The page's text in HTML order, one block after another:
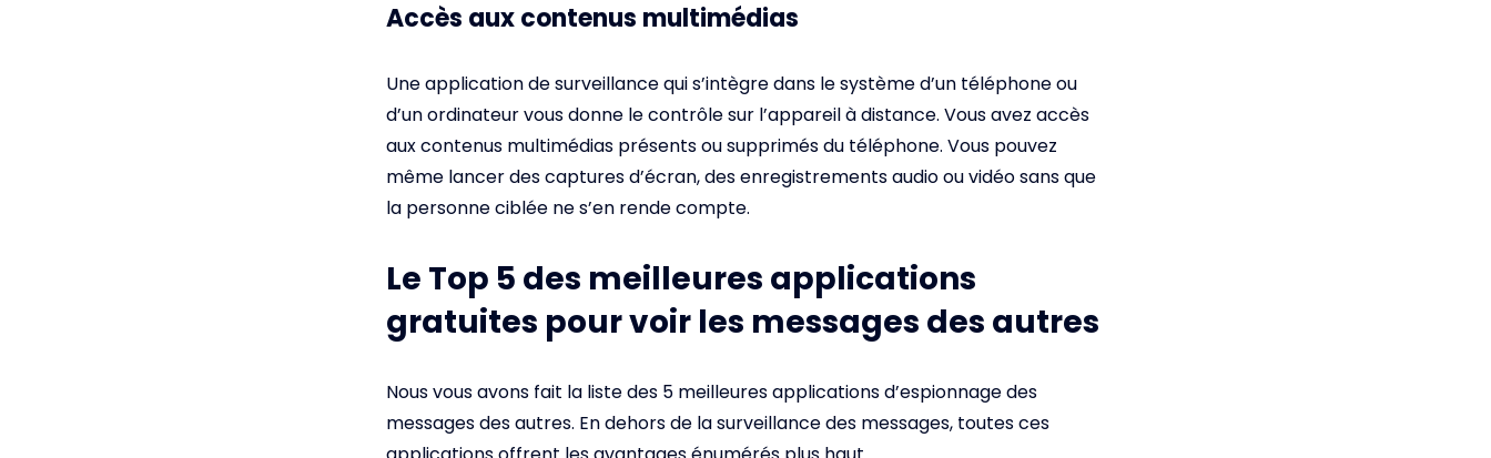
Accès aux contenus multimédias
Une application de surveillance qui s’intègre dans le système d’un téléphone ou
d’un ordinateur vous donne le contrôle sur l’appareil à distance. Vous avez accès
aux contenus multimédias présents ou supprimés du téléphone. Vous pouvez
même lancer des captures d’écran, des enregistrements audio ou vidéo sans que
la personne ciblée ne s’en rende compte.
Le Top 5 des meilleures applications
gratuites pour voir les messages des autres
Nous vous avons fait la liste des 5 meilleures applications d’espionnage des
messages des autres. En dehors de la surveillance des messages, toutes ces